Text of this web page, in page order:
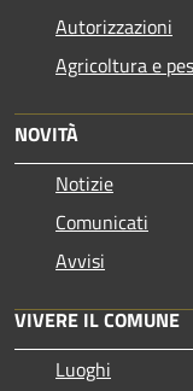
Autorizzazioni
Agricoltura e
NOVITÀ
Notizie
Comunicati
Avvisi
VIVERE IL COMUNE
Luoghi